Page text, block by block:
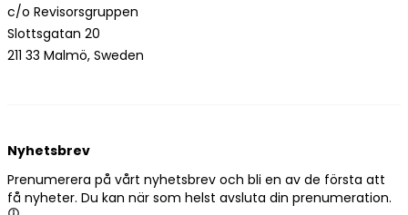
c/o Revisorsgruppen
Slottsgatan 20
211 33 Malmö, Sweden
Nyhetsbrev
Prenumerera på vårt nyhetsbrev och bli en av de första att
få nyheter. Du kan när som helst avsluta din prenumeration.